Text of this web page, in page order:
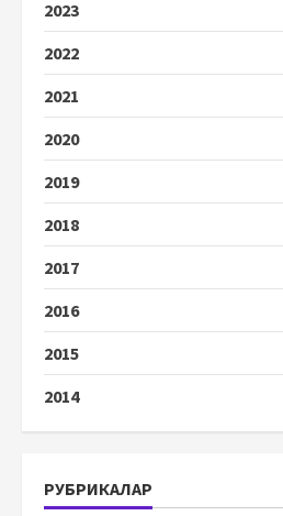
2023
2022
2021
2020
2019
2018
2017
2016
2015
2014
РУБРИКАЛАР